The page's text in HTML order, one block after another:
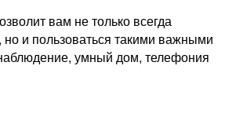
вам не только всегда
но и пользоваться такими важными
умный дом, телефония